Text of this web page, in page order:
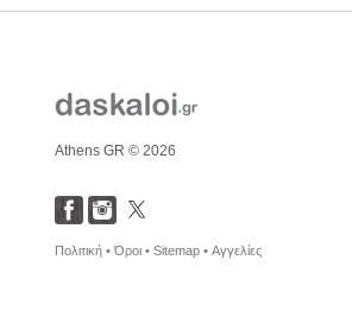
Athens GR © 2026
Πολιτική •Όροι • Sitemap • Αγγελίες